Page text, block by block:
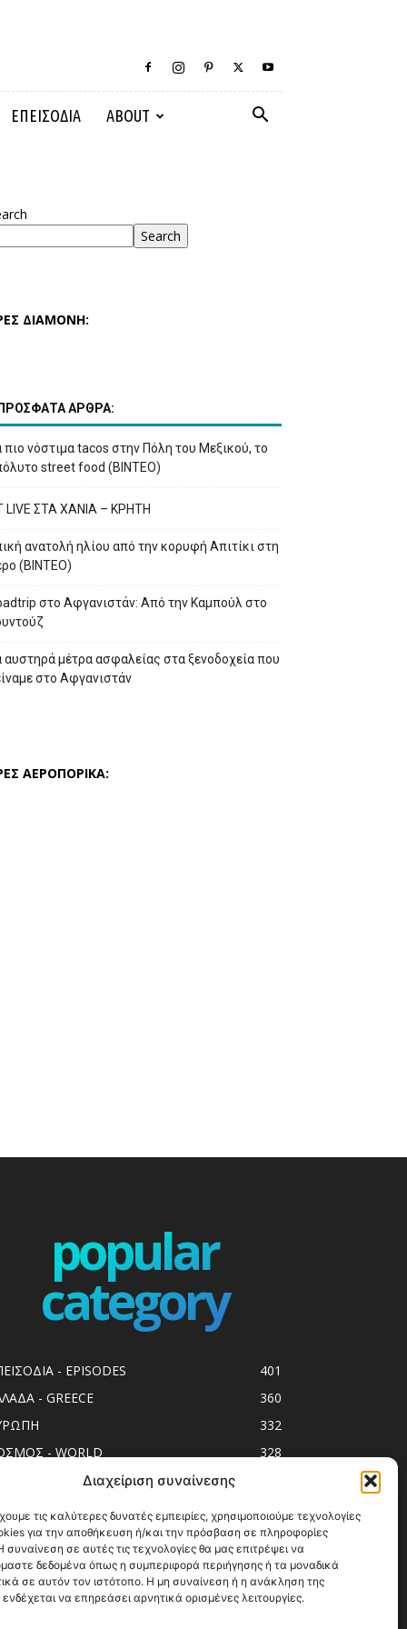
Διαχείριση συναίνεσης
τις καλύτερες δυνατές εμπειρίες, χρησιμοποιούμε τεχνολογίες
για την αποθήκευση ή/και την πρόσβαση σε πληροφορίες
σε αυτές τις τεχνολογίες θα μας επιτρέψει να
δεδομένα όπως η συμπεριφορά περιήγησης ή τα μοναδικά
σε αυτόν τον ιστότοπο. Η μη συναίνεση ή η ανάκληση της
να επηρεάσει αρνητικά ορισμένες λειτουργίες.
ΕΠΕΙΣΟΔΙΑ ABOUT
Search
ΔΙΑΜΟΝΗ:
ΠΡΟΣΦΑΤΑ ΑΡΘΡΑ:
πιο νόστιμα tacos στην Πόλη του Μεξικού, το
street food (ΒΙΝΤΕΟ)
LIVE ΣΤΑ ΧΑΝΙΑ – ΚΡΗΤΗ
ανατολή ηλίου από την κορυφή Απιτίκι στη
(ΒΙΝΤΕΟ)
στο Αφγανιστάν: Από την Καμπούλ στο
αυστηρά μέτρα ασφαλείας στα ξενοδοχεία που
στο Αφγανιστάν
ΑΕΡΟΠΟΡΙΚΑ:
popular
category
- EPISODES
401
- GREECE
360
332
- WORLD
328
spots
293
Release
250
246
ΟΔΗΓΟΙ
215